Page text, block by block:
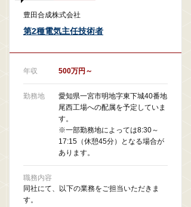
豊田合成株式会社
第2種電気主任技術者
年収 500万円～
勤務地
愛知県一宮市明地字東下城40番地
尾西工場への配属を予定していま
す。
※一部勤務地によっては8:30～
17:15（休憩45分）となる場合が
あります。
職務内容
同社にて、以下の業務をご担当いただきま
す。